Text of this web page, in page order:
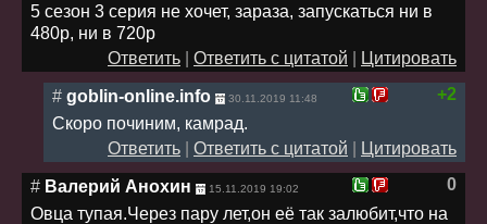
5 сезон 3 серия не хочет, зараза, запускаться ни в
480р, ни в 720р
Ответить
Ответить с цитатой
Цитировать
+2
# goblin-online.info 30.11.2019 11:48
Скоро починим, камрад.
Ответить
Ответить с цитатой
Цитировать
0
# Валерий Анохин 15.11.2019 19:02
Овца тупая.Через пару лет,он её так залюбит,что на